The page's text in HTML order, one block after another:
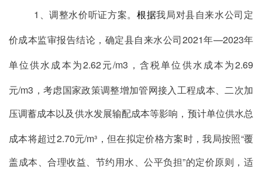
1
、调整水价听证方案。 根据我局对县自来水公司定
价成本监审报告结论，确定县自来水公司2021年—2023年
单位供水成本为2.62元/m3 ，含税单位供水成本为2.69
元/m3 ，考虑国家政策调整增加管网接入工程成本、二次加
压调蓄成本以及供水发展输配成本等影响， 预计单位供水总
成本将超过2.70元/m³ ，但在拟定价格方案时，我局按照“覆
盖成本、合理收益、节约用水、公平负担”的定价原则，适